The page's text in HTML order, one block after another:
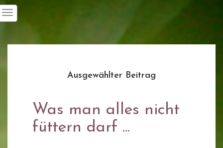
Ausgewählter Beitrag
Was man alles nicht
füttern darf ...